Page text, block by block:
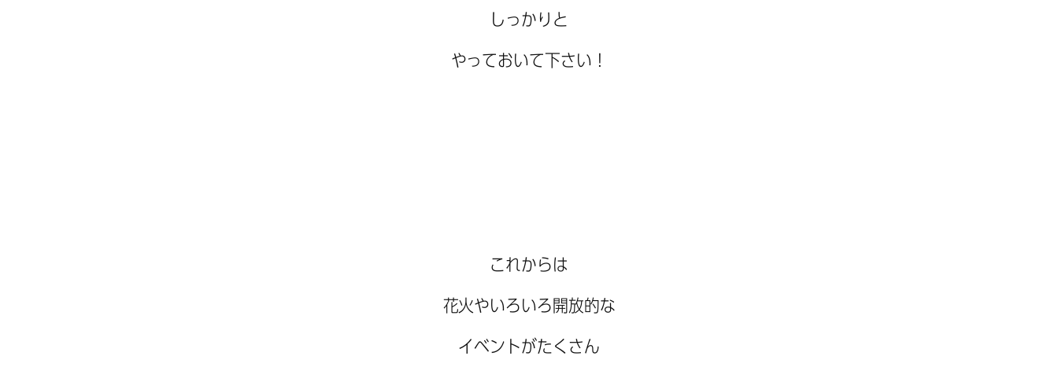
しっかりと
やっておいて下さい！
これからは
花火やいろいろ開放的な
イベントがたくさん